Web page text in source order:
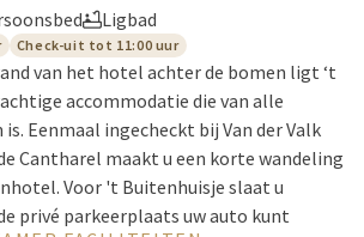
Ligbad
Check-uit tot 11:00 uur
van het hotel achter de bomen ligt ‘t
accommodatie die van alle
Eenmaal ingecheckt bij Van der Valk
Cantharel maakt u een korte wandeling
Voor 't Buitenhuisje slaat u
privé parkeerplaats uw auto kunt